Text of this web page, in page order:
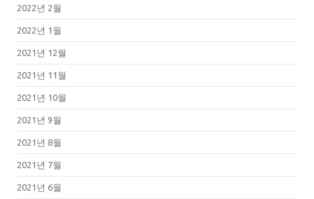
2022년 2월
2022년 1월
2021년 12월
2021년 11월
2021년 10월
2021년 9월
2021년 8월
2021년 7월
2021년 6월